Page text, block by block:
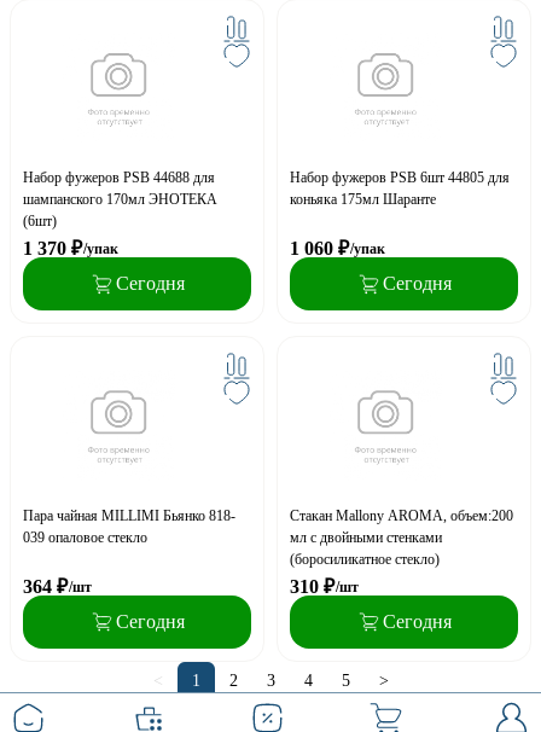
Набор фужеров PSB 44688 для
шампанского 170мл ЭНОТЕКА
(6шт)
1 370 ₽/упак
Сегодня
Набор фужеров PSB 6шт 44805 для
коньяка 175мл Шаранте
1 060 ₽/упак
Сегодня
Пара чайная MILLIMI Бьянко 818-
039 опаловое стекло
364 ₽/шт
Сегодня
Стакан Mallony AROMA, объем:200
мл с двойными стенками
(боросиликатное стекло)
310 ₽/шт
Сегодня
< 1 2 3 4 5 >